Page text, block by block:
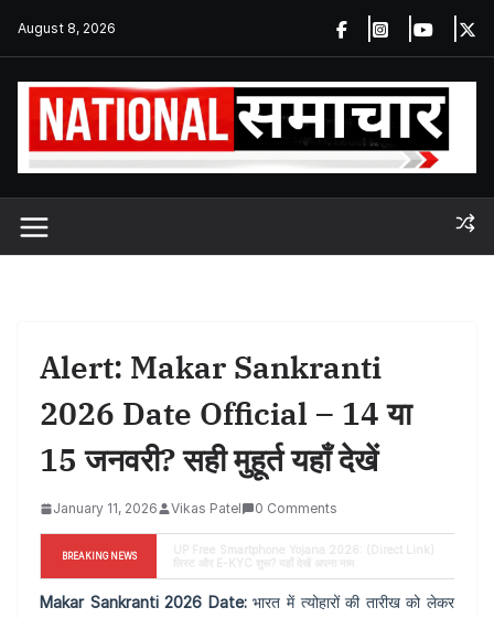
August 8, 2026
Alert: Makar Sankranti
2026 Date Official – 14 या
15 जनवरी? सही मुहूर्त यहाँ देखें
January 11, 2026 Vikas Patel 0 Comments
BREAKING NEWS
Makar Sankranti 2026 Date:भारत में त्योहारों की तारीख को लेकर